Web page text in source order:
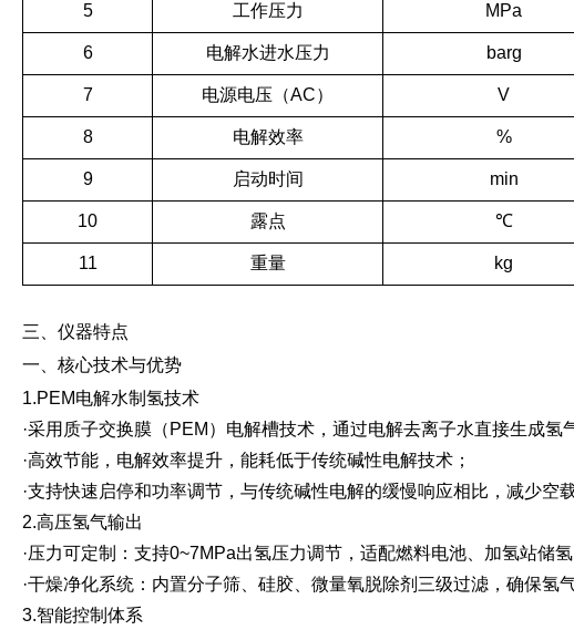
5 工作压力 MPa
6 电解水进水压力 barg
7 电源电压（AC） V
8 电解效率 %
9 启动时间 min
10 露点 ℃
11 重量 kg
三、仪器特点
一、核心技术与优势
1.PEM电解水制氢技术
·采用质子交换膜（PEM）电解槽技术，通过电解去离子水直接生成氢
·高效节能，电解效率提升，能耗低于传统碱性电解技术；
·支持快速启停和功率调节，与传统碱性电解的缓慢响应相比，减少空
2.高压氢气输出
·压力可定制：支持0~7MPa出氢压力调节，适配燃料电池、加氢站储
·干燥净化系统：内置分子筛、硅胶、微量氧脱除剂三级过滤，确保氢
3.智能控制体系